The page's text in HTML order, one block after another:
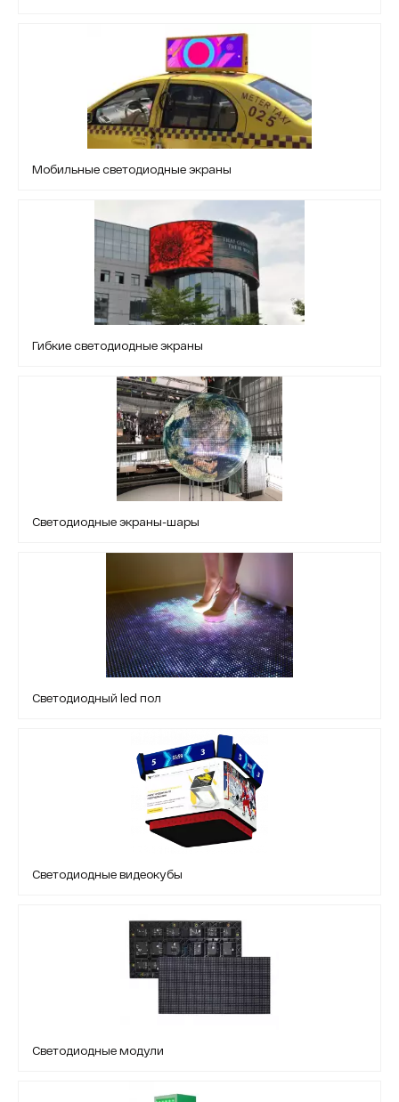
Мобильные светодиодные экраны
Гибкие светодиодные экраны
Светодиодные экраны-шары
Светодиодный led пол
Светодиодные видеокубы
Светодиодные модули